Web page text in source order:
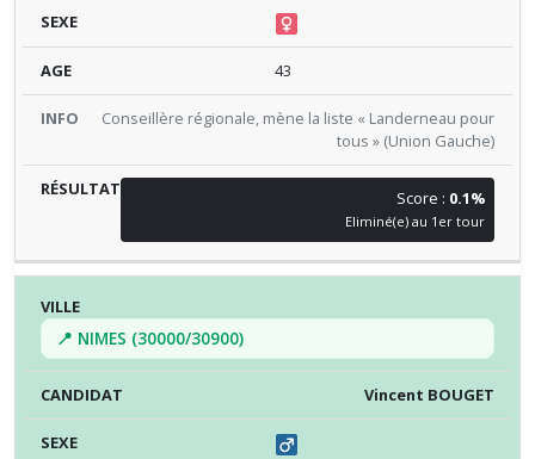
43
Conseillère régionale, mène la liste « Landerneau pour
tous » (Union Gauche)
Score : 0.1%
Eliminé(e) au 1er tour
📍 NIMES (30000/30900)
Vincent BOUGET